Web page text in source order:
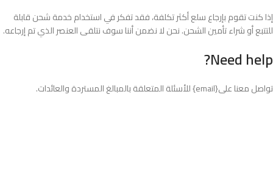
إذا كنت تقوم بإرجاع سلع أكثر تكلفة، فقد تفكر في استخدام خدمة شحن قابلة
للتتبع أو شراء تأمين الشحن. نحن لا نضمن أننا سوف نتلقى العنصر الذي تم إرجاعه.
Need help?
تواصل معنا على{email} للأسئلة المتعلقة بالمبالغ المستردة والعائدات.